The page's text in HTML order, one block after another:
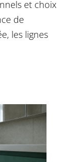
et choix
de
les lignes